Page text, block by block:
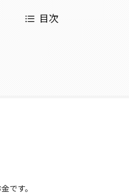
目次
です。